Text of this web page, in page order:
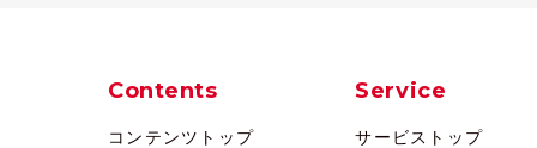
Contents
コンテンツトップ
Service
サービストップ